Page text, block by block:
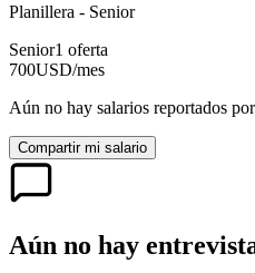
Planillera - Senior
Senior1 oferta
700USD/mes
Aún no hay salarios reportados
Compartir mi salario
Aún no hay